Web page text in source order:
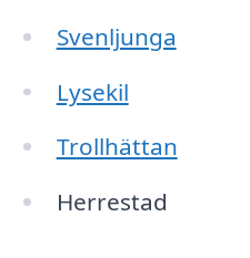
Svenljunga
Lysekil
Trollhättan
Herrestad